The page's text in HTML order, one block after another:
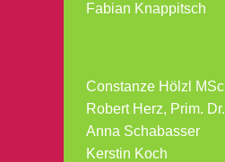
Fabian Knappitsch
Constanze Hölzl MSc
Robert Herz, Prim. Dr.
Anna Schabasser
Kerstin Koch